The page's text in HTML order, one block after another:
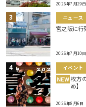
2026年7月29日
ニュース
宮之阪に行
2026年7月10日
イベント
NEW 枚方
め】
2026年8月6日